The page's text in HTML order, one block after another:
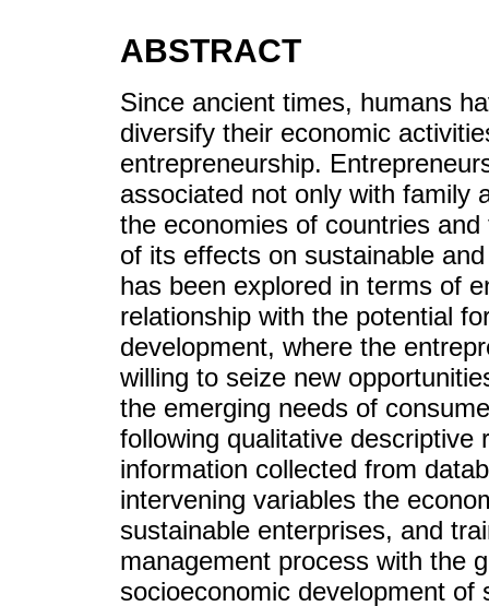
ABSTRACT
Since ancient times, humans
diversify their economic
entrepreneurship.
associated not only with family
the economies of countries
of its effects on sustainable
has been explored in terms of
relationship with the potential
development, where the
willing to seize new
the emerging needs of
following qualitative descriptive
information collected from
intervening variables the
sustainable enterprises, and
management process with the
socioeconomic development of